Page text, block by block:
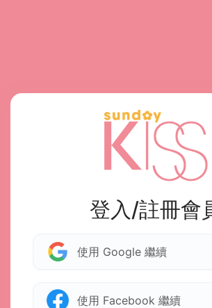
登入/註冊會
使用 Google 繼續
使用 Facebook 繼續